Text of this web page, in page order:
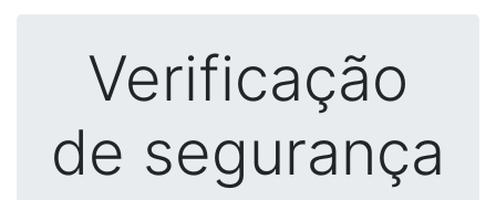
Verificação
de segurança